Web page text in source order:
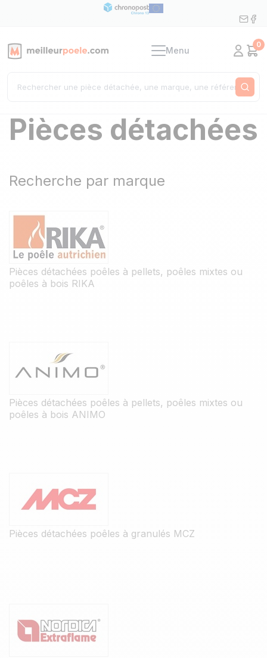
Menu Mon
0
Pièces détachées
Recherche par marque
Pièces détachées poêles à pellets, poêles mixtes ou
poêles à bois RIKA
Pièces détachées poêles à pellets, poêles mixtes ou
poêles à bois ANIMO
Pièces détachées poêles à granulés MCZ